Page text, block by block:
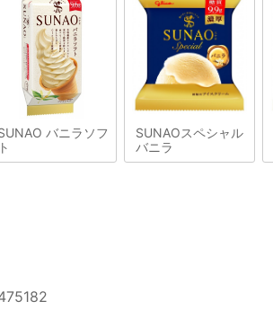
バニラソフ
ト
SUNAOスペシャル
バニラ